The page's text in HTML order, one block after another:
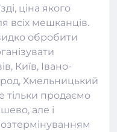
ціна якого
всіх мешканців.
обробити
Київ, Івано-
Хмельницький
тільки продаємо
але і